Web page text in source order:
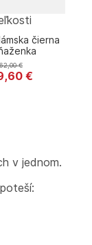
čierna
€
62,00€
v jednom.